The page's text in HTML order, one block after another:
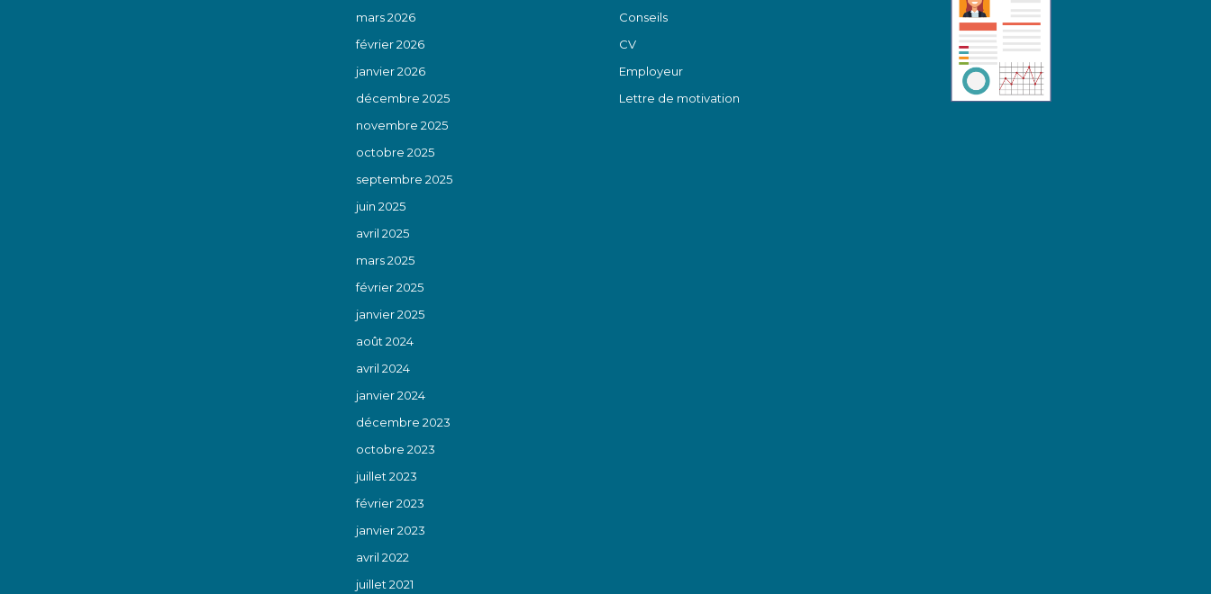
mars 2026
février 2026
janvier 2026
décembre 2025
novembre 2025
octobre 2025
septembre 2025
juin 2025
avril 2025
mars 2025
février 2025
janvier 2025
août 2024
avril 2024
janvier 2024
décembre 2023
octobre 2023
juillet 2023
février 2023
janvier 2023
avril 2022
juillet 2021
Conseils
CV
Employeur
Lettre de motivation